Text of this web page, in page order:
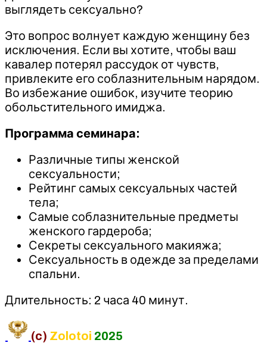
выглядеть сексуально?
Это вопрос волнует каждую женщину без
исключения. Если вы хотите, чтобы ваш
кавалер потерял рассудок от чувств,
привлеките его соблазнительным нарядом.
Во избежание ошибок, изучите теорию
обольстительного имиджа.
Программа семинара:
Различные типы женской
сексуальности;
Рейтинг самых сексуальных частей
тела;
Самые соблазнительные предметы
женского гардероба;
Секреты сексуального макияжа;
Сексуальность в одежде за пределами
спальни.
Длительность: 2 часа 40 минут.
(c) Zolotoi 2025